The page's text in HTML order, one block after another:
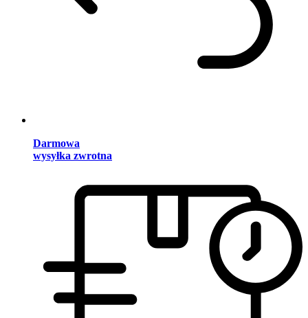
Darmowa
wysyłka zwrotna